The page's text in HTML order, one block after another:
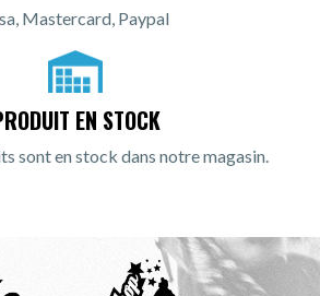
Mastercard, Paypal
EN STOCK
sont en stock dans notre magasin.